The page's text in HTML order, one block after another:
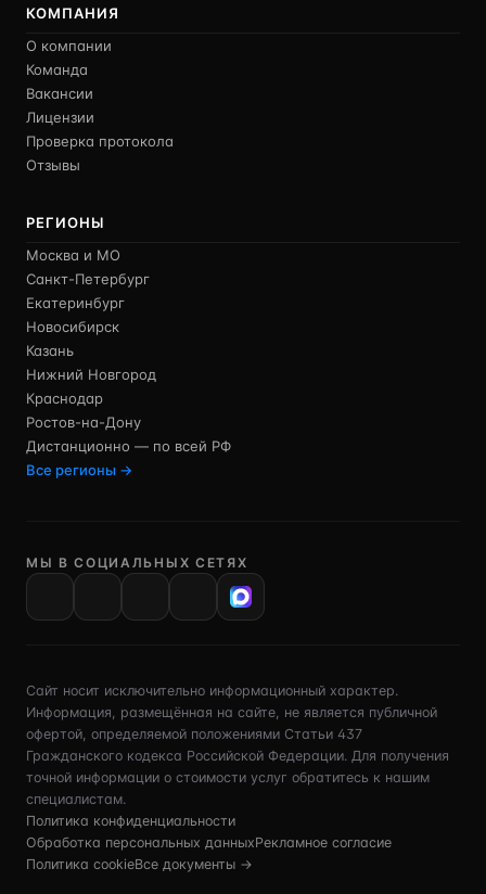
КОМПАНИЯ
О компании
Команда
Вакансии
Лицензии
Проверка протокола
Отзывы
РЕГИОНЫ
Москва и МО
Санкт-Петербург
Екатеринбург
Новосибирск
Казань
Нижний Новгород
Краснодар
Ростов-на-Дону
Дистанционно — по всей РФ
Все регионы →
МЫ В СОЦИАЛЬНЫХ СЕТЯХ
Сайт носит исключительно информационный характер.
Информация, размещённая на сайте, не является публичной
офертой, определяемой положениями Статьи 437
Гражданского кодекса Российской Федерации. Для получения
точной информации о стоимости услуг обратитесь к нашим
специалистам.
Политика конфиденциальности
Обработка персональных данныхРекламное согласие
Политика cookieВсе документы →